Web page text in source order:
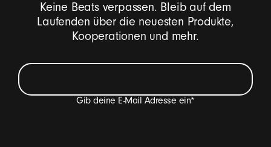
Keine Beats verpassen. Bleib auf dem
Laufenden über die neuesten Produkte,
Kooperationen und mehr.
Gib deine E-Mail Adresse ein*